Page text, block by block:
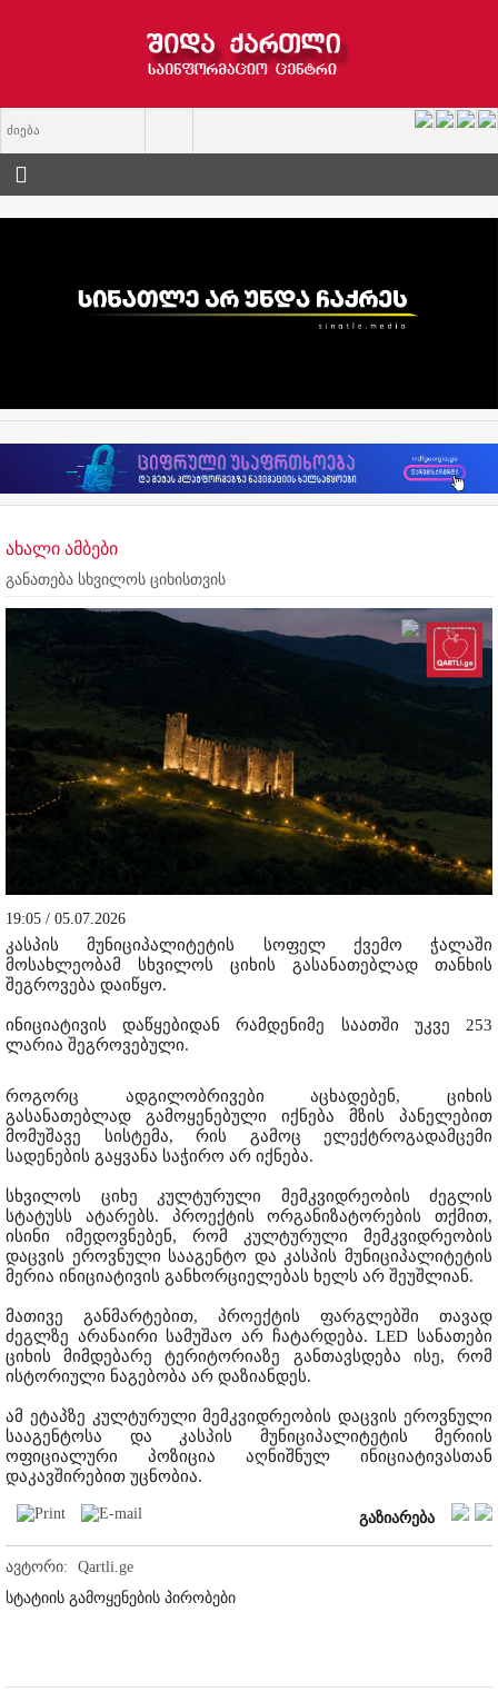
ახალი ამბები
განათება სხვილოს ციხისთვის
19:05 / 05.07.2026
კასპის მუნიციპალიტეტის სოფელ ქვემო ჭალაში
მოსახლეობამ სხვილოს ციხის გასანათებლად თანხის
შეგროვება დაიწყო.
ინიციატივის დაწყებიდან რამდენიმე საათში უკვე 253
ლარია შეგროვებული.
როგორც ადგილობრივები აცხადებენ, ციხის
გასანათებლად გამოყენებული იქნება მზის პანელებით
მომუშავე სისტემა, რის გამოც ელექტროგადამცემი
სადენების გაყვანა საჭირო არ იქნება.
სხვილოს ციხე კულტურული მემკვიდრეობის ძეგლის
სტატუსს ატარებს. პროექტის ორგანიზატორების თქმით,
ისინი იმედოვნებენ, რომ კულტურული მემკვიდრეობის
დაცვის ეროვნული სააგენტო და კასპის მუნიციპალიტეტის
მერია ინიციატივის განხორციელებას ხელს არ შეუშლიან.
მათივე განმარტებით, პროექტის ფარგლებში თავად
ძეგლზე არანაირი სამუშაო არ ჩატარდება. LED სანათები
ციხის მიმდებარე ტერიტორიაზე განთავსდება ისე, რომ
ისტორიული ნაგებობა არ დაზიანდეს.
ამ ეტაპზე კულტურული მემკვიდრეობის დაცვის ეროვნული
სააგენტოსა და კასპის მუნიციპალიტეტის მერიის
ოფიციალური პოზიცია აღნიშნულ ინიციატივასთან
დაკავშირებით უცნობია.
გაზიარება
ავტორი:
Qartli.ge
სტატიის გამოყენების პირობები